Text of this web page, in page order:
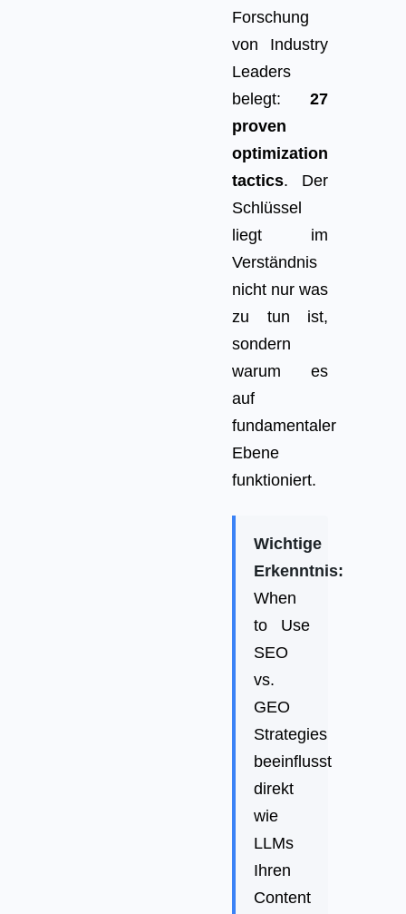
Forschung
von Industry
Leaders
belegt: 27
proven
optimization
tactics. Der
Schlüssel
liegt im
Verständnis
nicht nur was
zu tun ist,
sondern
warum es
auf
fundamentaler
Ebene
funktioniert.
Wichtige
Erkenntnis:
When
to Use
SEO
vs.
GEO
Strategies
beeinflusst
direkt
wie
LLMs
Ihren
Content